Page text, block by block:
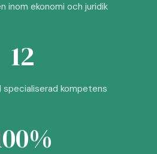
inom ekonomi och juridik
12
specialiserad kompetens